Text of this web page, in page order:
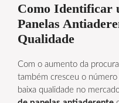
Como Identificar
Panelas
Qualidade
Com o aumento da
também cresceu o
baixa qualidade no